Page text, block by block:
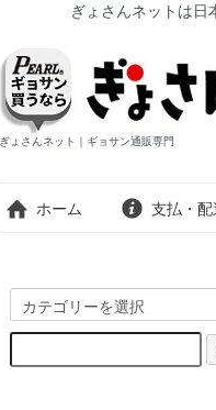
ぎょさんネットは
ぎょさんネット｜ギョサン通販専門
ホーム 支払・